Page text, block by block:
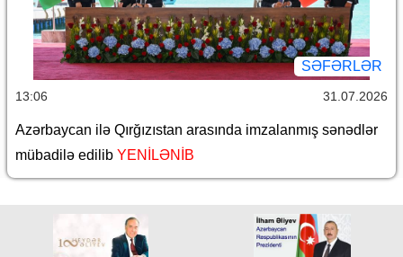
SƏFƏRLƏR
13:06 31.07.2026
Azərbaycan ilə Qırğızıstan arasında imzalanmış sənədlər
mübadilə edilib YENİLƏNİB